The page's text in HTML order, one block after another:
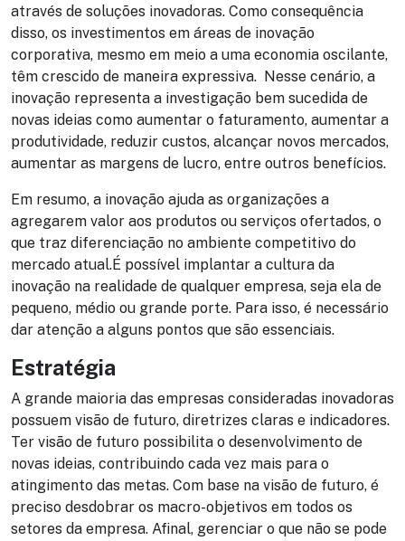
através de soluções inovadoras. Como consequência
disso, os investimentos em áreas de inovação
corporativa, mesmo em meio a uma economia oscilante,
têm crescido de maneira expressiva. Nesse cenário, a
inovação representa a investigação bem sucedida de
novas ideias como aumentar o faturamento, aumentar a
produtividade, reduzir custos, alcançar novos mercados,
aumentar as margens de lucro, entre outros benefícios.
Em resumo, a inovação ajuda as organizações a
agregarem valor aos produtos ou serviços ofertados, o
que traz diferenciação no ambiente competitivo do
mercado atual.É possível implantar a cultura da
inovação na realidade de qualquer empresa, seja ela de
pequeno, médio ou grande porte. Para isso, é necessário
dar atenção a alguns pontos que são essenciais.
Estratégia
A grande maioria das empresas consideradas inovadoras
possuem visão de futuro, diretrizes claras e indicadores.
Ter visão de futuro possibilita o desenvolvimento de
novas ideias, contribuindo cada vez mais para o
atingimento das metas. Com base na visão de futuro, é
preciso desdobrar os macro-objetivos em todos os
setores da empresa. Afinal, gerenciar o que não se pode